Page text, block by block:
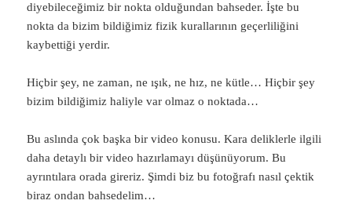
diyebileceğimiz bir nokta olduğundan bahseder. İşte bu
nokta da bizim bildiğimiz fizik kurallarının geçerliliğini
kaybettiği yerdir.
Hiçbir şey, ne zaman, ne ışık, ne hız, ne kütle… Hiçbir şey
bizim bildiğimiz haliyle var olmaz o noktada…
Bu aslında çok başka bir video konusu. Kara deliklerle ilgili
daha detaylı bir video hazırlamayı düşünüyorum. Bu
ayrıntılara orada gireriz. Şimdi biz bu fotoğrafı nasıl çektik
biraz ondan bahsedelim…